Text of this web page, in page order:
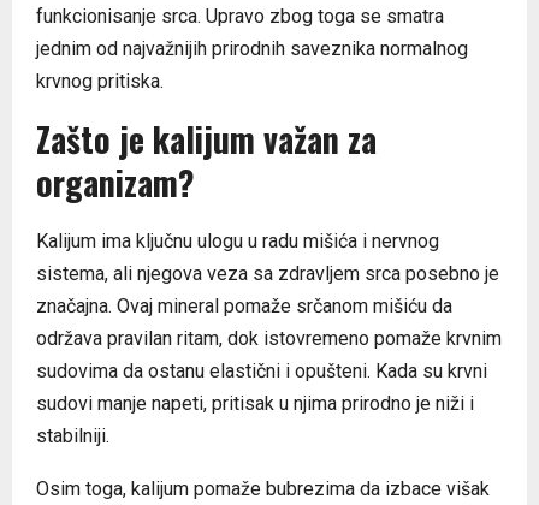
funkcionisanje srca. Upravo zbog toga se smatra
jednim od najvažnijih prirodnih saveznika normalnog
krvnog pritiska.
Zašto je kalijum važan za
organizam?
Kalijum ima ključnu ulogu u radu mišića i nervnog
sistema, ali njegova veza sa zdravljem srca posebno je
značajna. Ovaj mineral pomaže srčanom mišiću da
održava pravilan ritam, dok istovremeno pomaže krvnim
sudovima da ostanu elastični i opušteni. Kada su krvni
sudovi manje napeti, pritisak u njima prirodno je niži i
stabilniji.
Osim toga, kalijum pomaže bubrezima da izbace višak